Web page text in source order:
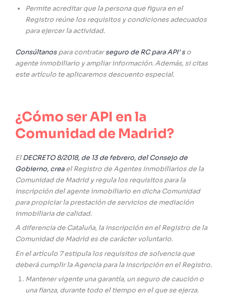
Permite acreditar que la persona que figura en el
Registro reúne los requisitos y condiciones adecuados
para ejercer la actividad.
Consúltanospara contratarseguro de RC para API’ so
agente inmobiliario y ampliar información. Además, si citas
este artículo te aplicaremos descuento especial.
¿Cómo ser API en la
Comunidad de Madrid?
ElDECRETO 8/2018, de 13 de febrero, del Consejo de
Gobierno, creael Registro de Agentes Inmobiliarios de la
Comunidad de Madrid y regula los requisitos para la
inscripción del agente inmobiliario en dicha Comunidad
para propiciar la prestación de servicios de mediación
inmobiliaria de calidad.
A diferencia de Cataluña, la inscripción en el Registro de la
Comunidad de Madrid es de carácter voluntario.
En el artículo 7 estipula los requisitos de solvencia que
deberá cumplir la Agencia para la inscripción en el Registro.
Mantener vigente una garantía, un seguro de caución o
una fianza, durante todo el tiempo en el que se ejerza.